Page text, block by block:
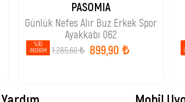
PASOMIA
Günlük Nefes Alır Buz Erkek Spor
Ayakkabı 062
899,90 ₺
1.285,60 ₺
%30
İNDIRIM